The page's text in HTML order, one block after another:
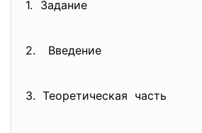
1. Задание
2.
3. Теоретическая